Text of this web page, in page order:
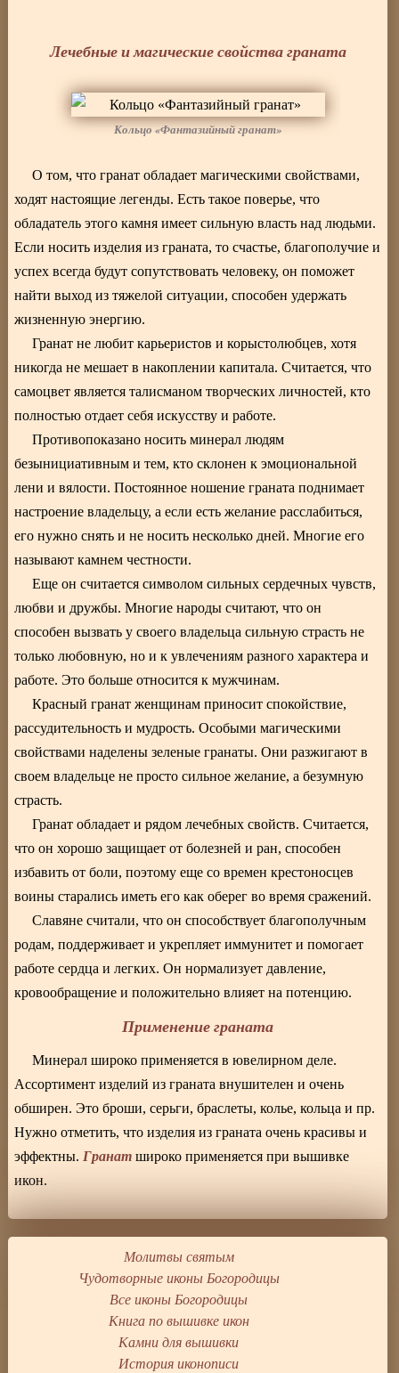
Лечебные и магические свойства граната
Кольцо «Фантазийный гранат»
О том, что гранат обладает магическими свойствами,
ходят настоящие легенды. Есть такое поверье, что
обладатель этого камня имеет сильную власть над людьми.
Если носить изделия из граната, то счастье, благополучие и
успех всегда будут сопутствовать человеку, он поможет
найти выход из тяжелой ситуации, способен удержать
жизненную энергию.
Гранат не любит карьеристов и корыстолюбцев, хотя
никогда не мешает в накоплении капитала. Считается, что
самоцвет является талисманом творческих личностей, кто
полностью отдает себя искусству и работе.
Противопоказано носить минерал людям
безынициативным и тем, кто склонен к эмоциональной
лени и вялости. Постоянное ношение граната поднимает
настроение владельцу, а если есть желание расслабиться,
его нужно снять и не носить несколько дней. Многие его
называют камнем честности.
Еще он считается символом сильных сердечных чувств,
любви и дружбы. Многие народы считают, что он
способен вызвать у своего владельца сильную страсть не
только любовную, но и к увлечениям разного характера и
работе. Это больше относится к мужчинам.
Красный гранат женщинам приносит спокойствие,
рассудительность и мудрость. Особыми магическими
свойствами наделены зеленые гранаты. Они разжигают в
своем владельце не просто сильное желание, а безумную
страсть.
Гранат обладает и рядом лечебных свойств. Считается,
что он хорошо защищает от болезней и ран, способен
избавить от боли, поэтому еще со времен крестоносцев
воины старались иметь его как оберег во время сражений.
Славяне считали, что он способствует благополучным
родам, поддерживает и укрепляет иммунитет и помогает
работе сердца и легких. Он нормализует давление,
кровообращение и положительно влияет на потенцию.
Применение граната
Минерал широко применяется в ювелирном деле.
Ассортимент изделий из граната внушителен и очень
обширен. Это броши, серьги, браслеты, колье, кольца и пр.
Нужно отметить, что изделия из граната очень красивы и
эффектны. Гранат широко применяется при вышивке
икон.
Молитвы святым
Чудотворные иконы Богородицы
Все иконы Богородицы
Книга по вышивке икон
Камни для вышивки
История иконописи